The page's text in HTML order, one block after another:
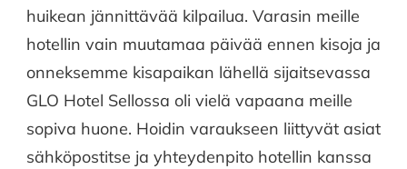
huikean jännittävää kilpailua. Varasin meille
hotellin vain muutamaa päivää ennen kisoja ja
onneksemme kisapaikan lähellä sijaitsevassa
GLO Hotel Sellossa oli vielä vapaana meille
sopiva huone. Hoidin varaukseen liittyvät asiat
sähköpostitse ja yhteydenpito hotellin kanssa